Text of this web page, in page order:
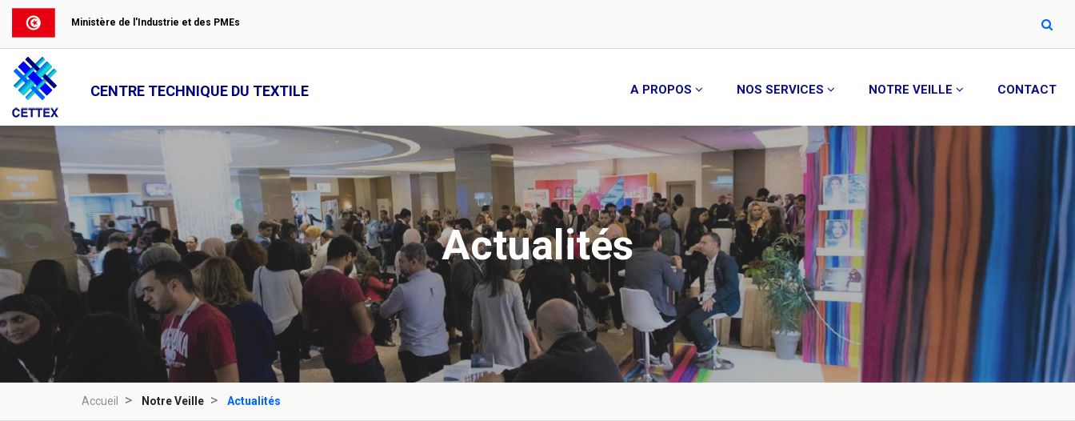
Ministère de l'Industrie et des PMEs
CENTRE TECHNIQUE DU TEXTILE A PROPOS NOS SERVICES NOTRE VEILLE CONTACT
Actualités
Accueil Notre Veille Actualités